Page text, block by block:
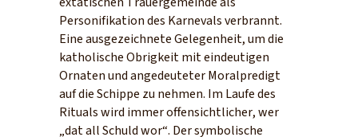
Personifikation des Karnevals verbrannt.
Eine ausgezeichnete Gelegenheit, um die
katholische Obrigkeit mit eindeutigen
Ornaten und angedeuteter Moralpredigt
auf die Schippe zu nehmen. Im Laufe des
Rituals wird immer offensichtlicher, wer
„dat all Schuld wor“. Der symbolische